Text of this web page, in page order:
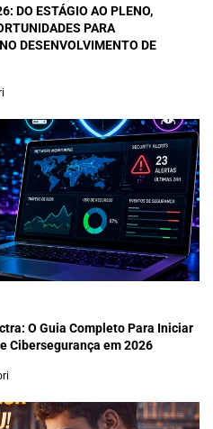
DO ESTÁGIO AO PLENO,
PARA
DESENVOLVIMENTO DE
O Guia Completo Para Iniciar
Cibersegurança em 2026